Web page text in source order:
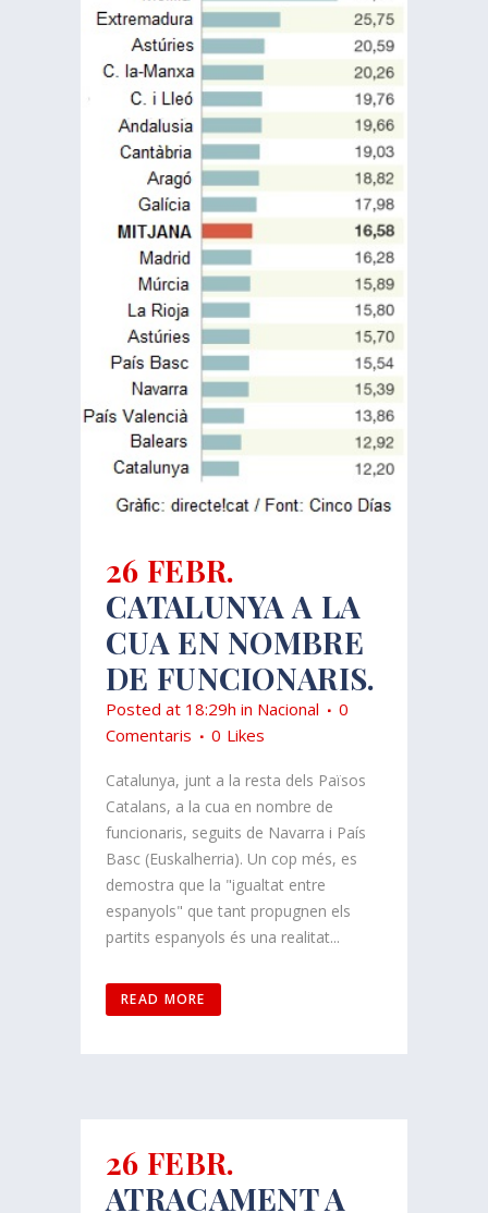
26 FEBR.
CATALUNYA A LA
CUA EN NOMBRE
DE FUNCIONARIS.
Posted at 18:29h in Nacional
0
Comentaris
0 Likes
Catalunya, junt a la resta dels Països
Catalans, a la cua en nombre de
funcionaris, seguits de Navarra i País
Basc (Euskalherria). Un cop més, es
demostra que la "igualtat entre
espanyols" que tant propugnen els
partits espanyols és una realitat...
READ MORE
26 FEBR.
ATRACAMENT A